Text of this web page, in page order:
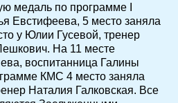
медаль по программе I
Евстифеева, 5 место заняла
у Юлии Гусевой, тренер
На 11 месте
воспитанница Галины
КМС 4 место заняла
Наталия Галковская. Все